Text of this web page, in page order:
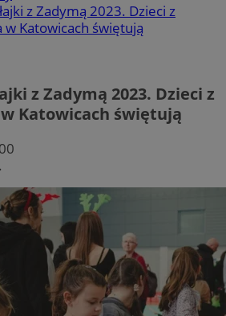
z Zadymą 2023. Dzieci z
Katowicach świętują
z Zadymą 2023. Dzieci z
Katowicach świętują